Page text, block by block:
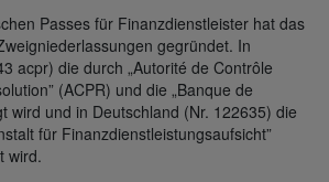
Passes für Finanzdienstleister hat das
gegründet. In
acpr) die durch „Autorité de Contrôle
(ACPR) und die „Banque de
wird und in Deutschland (Nr. 122635) die
für Finanzdienstleistungsaufsicht”
wird.